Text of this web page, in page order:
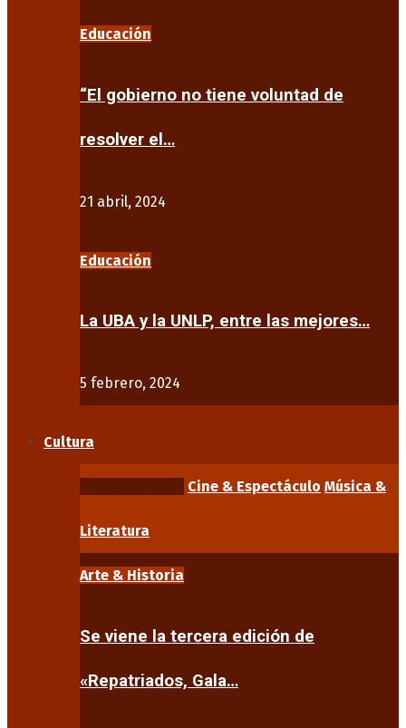
Educación
“El gobierno no tiene voluntad de
resolver el…
21 abril, 2024
Educación
La UBA y la UNLP, entre las mejores…
5 febrero, 2024
Cultura
Cine & Espectáculo Música &
Literatura
Arte & Historia
Se viene la tercera edición de
«Repatriados, Gala…